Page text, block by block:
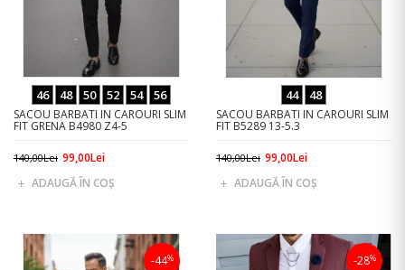
46 48 50 52 54 56
SACOU BARBATI IN CAROURI SLIM
FIT GRENA B4980 Z4-5
140,00Lei 99,00Lei
ADAUGĂ ÎN COŞ
44 48
SACOU BARBATI IN CAROURI SLIM
FIT B5289 13-5.3
140,00Lei 99,00Lei
ADAUGĂ ÎN COŞ
-44% -28%